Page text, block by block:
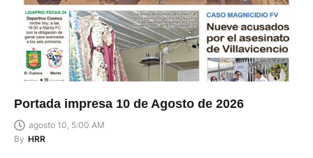
Portada impresa 10 de Agosto de 2026
agosto 10, 5:00 AM
By HRR